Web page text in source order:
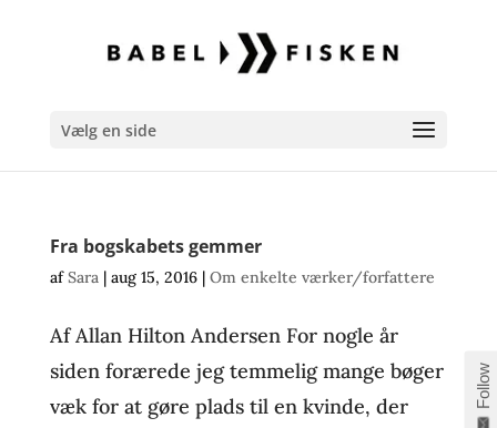
Vælg en side
Fra bogskabets gemmer
afSara| aug 15, 2016| Om enkelte værker/forfattere
Af Allan Hilton Andersen For nogle år
siden forærede jeg temmelig mange bøger
væk for at gøre plads til en kvinde, der
Follow